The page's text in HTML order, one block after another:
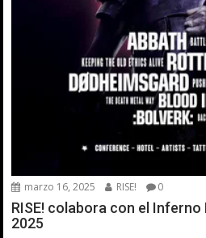
marzo 16, 2025 RISE! 0
RISE! colabora con el
2025